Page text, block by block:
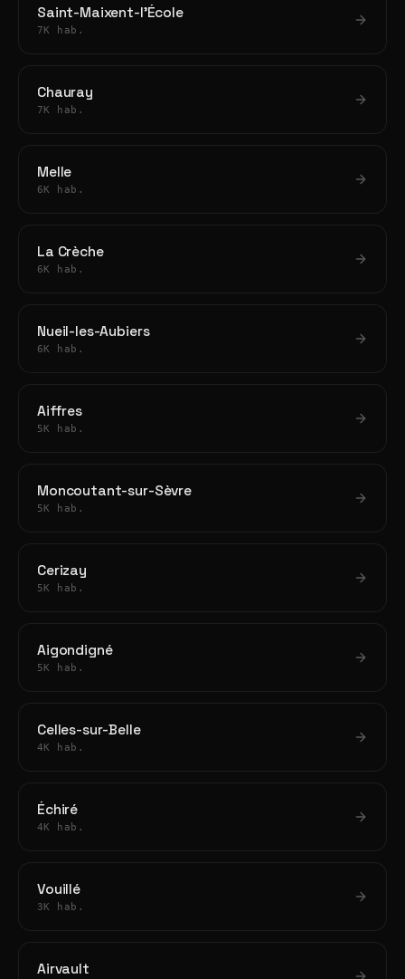
Saint-Maixent-l'École
7K hab.
Chauray
7K hab.
Melle
6K hab.
La Crèche
6K hab.
Nueil-les-Aubiers
6K hab.
Aiffres
5K hab.
Moncoutant-sur-Sèvre
5K hab.
Cerizay
5K hab.
Aigondigné
5K hab.
Celles-sur-Belle
4K hab.
Échiré
4K hab.
Vouillé
3K hab.
Airvault